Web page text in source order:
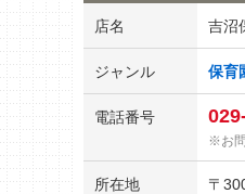
店名 吉沼
ジャンル 保育
電話番号
お
所在地 〒